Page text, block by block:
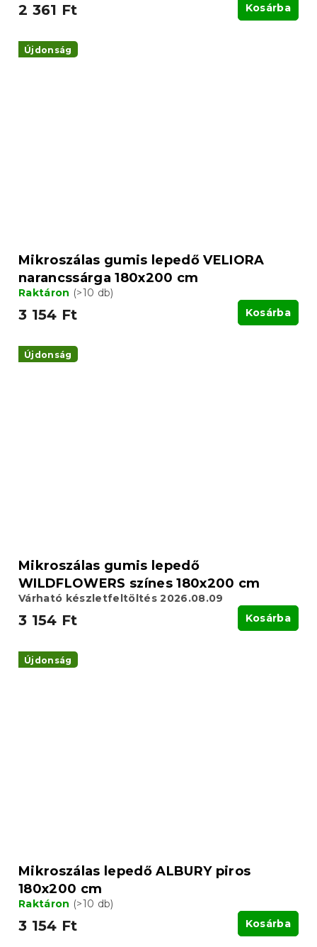
2 361 Ft Kosárba
Újdonság
Mikroszálas gumis lepedő VELIORA
narancssárga 180x200 cm
Raktáron (>10 db)
3 154 Ft Kosárba
Újdonság
Mikroszálas gumis lepedő
WILDFLOWERS színes 180x200 cm
Várható készletfeltöltés 2026.08.09
3 154 Ft Kosárba
Újdonság
Mikroszálas lepedő ALBURY piros
180x200 cm
Raktáron (>10 db)
3 154 Ft Kosárba